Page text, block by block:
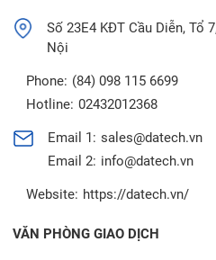
Số 23E4 KĐT Cầu Diễn, Tổ
Nội
Phone: (84) 098 115 6699
Hotline: 02432012368
Email 1: sales@datech.vn
Email 2: info@datech.vn
Website: https://datech.vn/
VĂN PHÒNG GIAO DỊCH